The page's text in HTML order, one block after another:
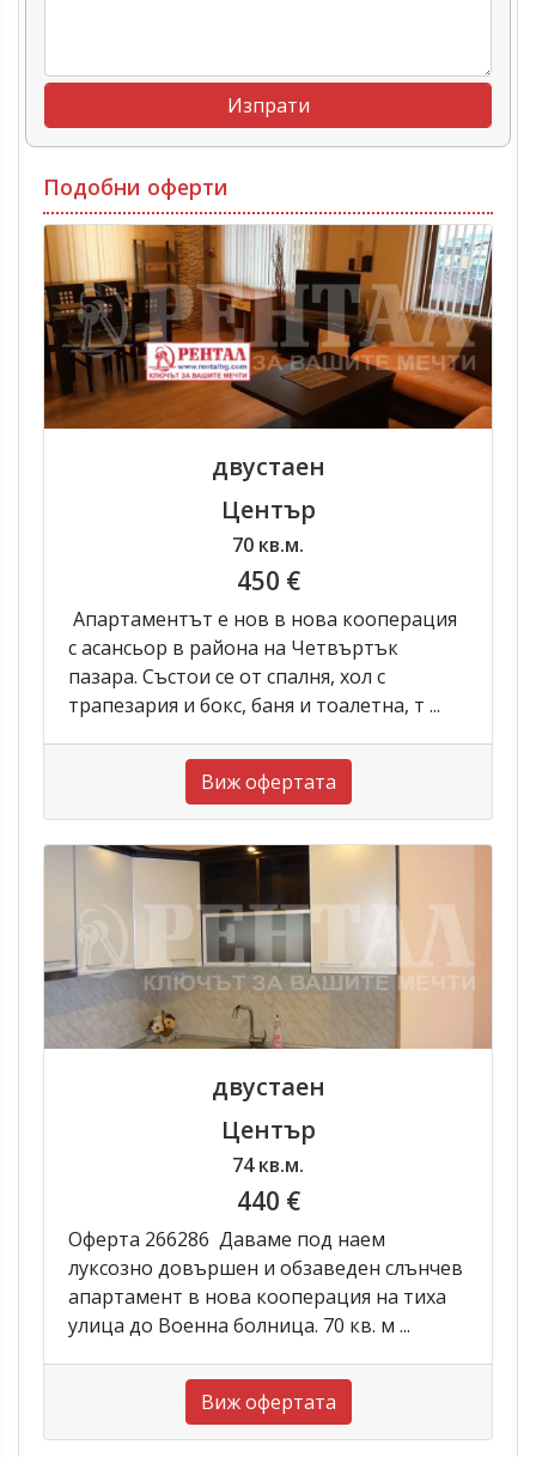
Подобни оферти
двустаен
Център
70 кв.м.
450 €
Апартаментът е нов в нова кооперация
с асансьор в района на Четвъртък
пазара. Състои се от спалня, хол с
трапезария и бокс, баня и тоалетна, т ...
Виж офертата
двустаен
Център
74 кв.м.
440 €
Оферта 266286 Даваме под наем
луксозно довършен и обзаведен слънчев
апартамент в нова кооперация на тиха
улица до Военна болница. 70 кв. м ...
Виж офертата